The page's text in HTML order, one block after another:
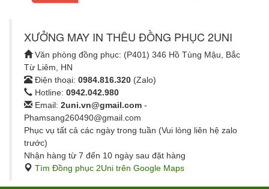
XƯỞNG MAY IN THÊU ĐỒNG PHỤC 2UNI
Văn phòng đồng phục: (P401) 346 Hồ Tùng Mậu, Bắc
Từ Liêm, HN
Điện thoại: 0984.816.320 (Zalo)
Hotline: 0942.042.980
Email: 2uni.vn@gmail.com -
Phamsang260490@gmail.com
Phục vụ tất cả các ngày trong tuần (Vui lòng liên hệ zalo
trước)
Nhận hàng từ 7 đến 10 ngày sau đặt hàng
Tìm Đồng phục 2Uni trên Google Maps